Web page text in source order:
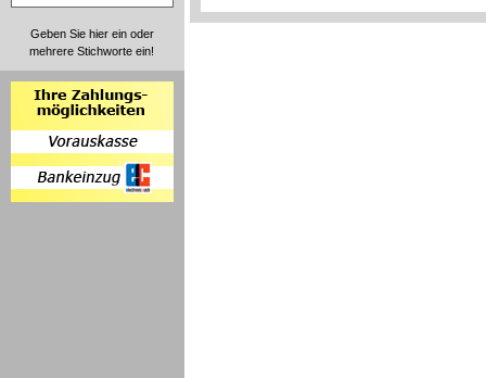
Geben Sie hier ein oder
mehrere Stichworte ein!